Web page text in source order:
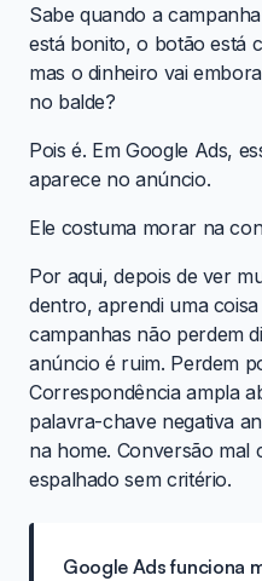
Sabe quando a
está bonito, o botão está
mas o dinheiro vai
no balde?
Pois é. Em Google Ads,
aparece no anúncio.
Ele costuma morar na
Por aqui, depois de ver
dentro, aprendi uma
campanhas não perdem
anúncio é ruim. Perdem
Correspondência ampla
palavra-chave negativa
na home. Conversão mal
espalhado sem critério.
Google Ads funciona